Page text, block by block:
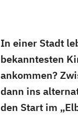
In einer Stadt
bekanntesten
ankommen?
dann ins
den Start im